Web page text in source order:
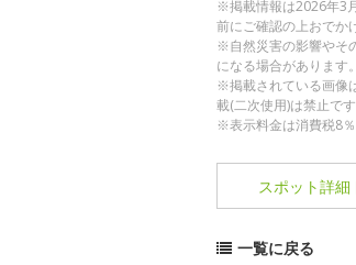
※掲載情報は2026年3
前にご確認の上おでか
※自然災害の影響やそ
になる場合があります。
※掲載されている画像
載(二次使用)は禁止です
※表示料金は消費税8
スポット詳細
一覧に戻る